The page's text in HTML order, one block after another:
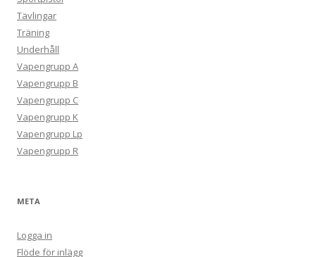
Tävlingar
Träning
Underhåll
Vapengrupp A
Vapengrupp B
Vapengrupp C
Vapengrupp K
Vapengrupp Lp
Vapengrupp R
META
Logga in
Flöde för inlägg